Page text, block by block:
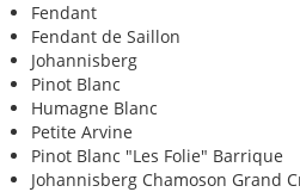
Fendant
Fendant de Saillon
Johannisberg
Pinot Blanc
Humagne Blanc
Petite Arvine
Pinot Blanc "Les Folie" Barrique
Johannisberg Chamoson Grand